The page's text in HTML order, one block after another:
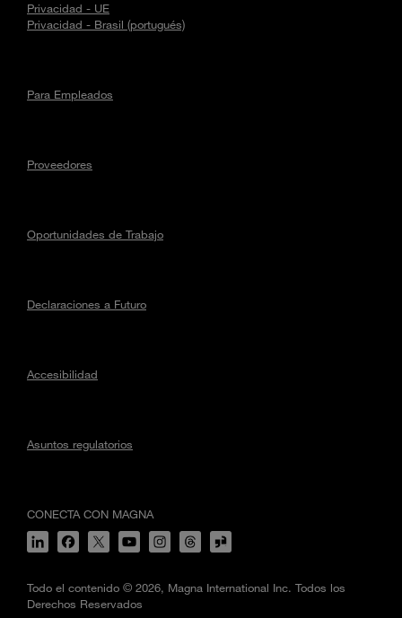
Privacidad - UE
Privacidad - Brasil (portugués)
Para Empleados
Proveedores
Oportunidades de Trabajo
Declaraciones a Futuro
Accesibilidad
Asuntos regulatorios
CONECTA CON MAGNA
Todo el contenido © 2026, Magna International Inc. Todos los
Derechos Reservados